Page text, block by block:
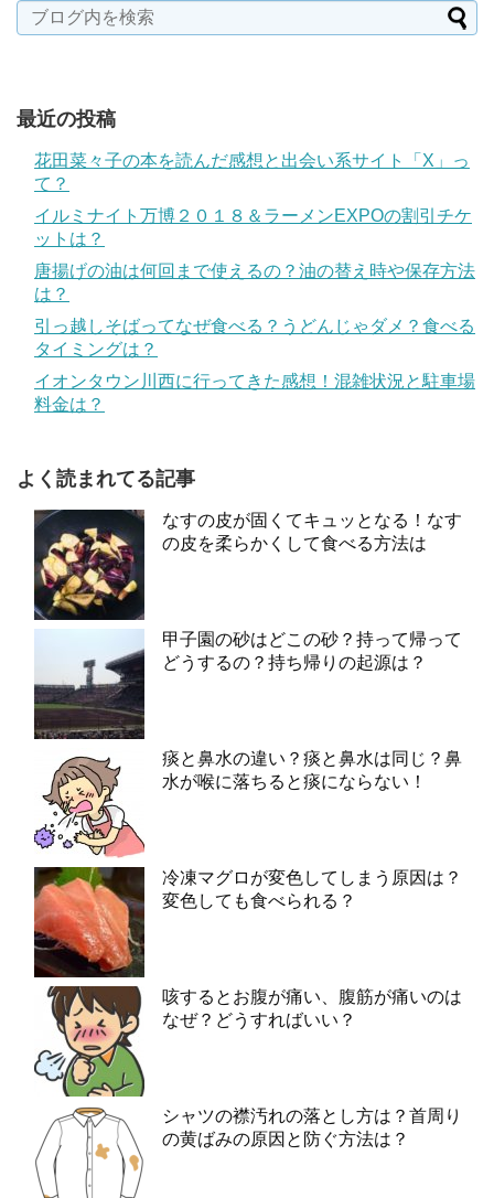
最近の投稿
花田菜々子の本を読んだ感想と出会い系サイト「X」っ
て？
イルミナイト万博２０１８＆ラーメンEXPOの割引チケ
ットは？
唐揚げの油は何回まで使えるの？油の替え時や保存方法
は？
引っ越しそばってなぜ食べる？うどんじゃダメ？食べる
タイミングは？
イオンタウン川西に行ってきた感想！混雑状況と駐車場
料金は？
よく読まれてる記事
なすの皮が固くてキュッとなる！なす
の皮を柔らかくして食べる方法は
甲子園の砂はどこの砂？持って帰って
どうするの？持ち帰りの起源は？
痰と鼻水の違い？痰と鼻水は同じ？鼻
水が喉に落ちると痰にならない！
冷凍マグロが変色してしまう原因は？
変色しても食べられる？
咳するとお腹が痛い、腹筋が痛いのは
なぜ？どうすればいい？
シャツの襟汚れの落とし方は？首周り
の黄ばみの原因と防ぐ方法は？